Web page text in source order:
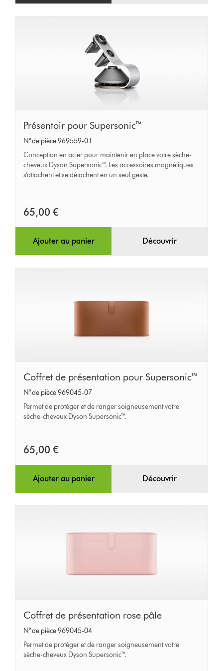
Présentoir
pour
Supersonic™
Présentoir pour Supersonic™
N° de pièce 969559-01
Conception en acier pour maintenir en place votre sèche-
cheveux Dyson Supersonic™. Les accessoires magnétiques
s’attachent et se détachent en un seul geste.
65,00 €
Ajouter au panier Découvrir
Coffret
de
présentation
pour
Coffret de présentation pour Supersonic™
N° de pièce 969045-07
Permet de protéger et de ranger soigneusement votre
sèche-cheveux Dyson Supersonic™.
65,00 €
Ajouter au panier Découvrir
Coffret
de
présentation
rose
Coffret de présentation rose pâle
N° de pièce 969045-04
Permet de protéger et de ranger soigneusement votre
sèche-cheveux Dyson Supersonic™.